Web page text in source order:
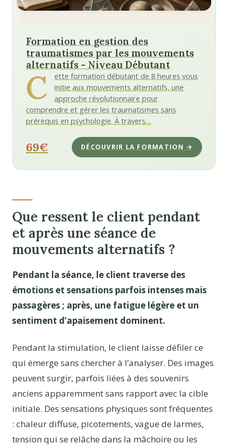
Formation en gestion des
traumatismes par les mouvements
alternatifs - Niveau Débutant
C
ette formation débutant de 8 heures vous
initie aux mouvements alternatifs, une
approche révolutionnaire pour
comprendre et gérer les traumatismes sans
prérequis en psychologie. À travers…
69€ DÉCOUVRIR LA FORMATION →
Que ressent le client pendant
et après une séance de
mouvements alternatifs ?
Pendant la séance, le client traverse des
émotions et sensations parfois intenses mais
passagères ; après, une fatigue légère et un
sentiment d’apaisement dominent.
Pendant la stimulation, le client laisse défiler ce
qui émerge sans chercher à l’analyser. Des images
peuvent surgir, parfois liées à des souvenirs
anciens apparemment sans rapport avec la cible
initiale. Des sensations physiques sont fréquentes
: chaleur diffuse, picotements, vague de larmes,
tension qui se relâche dans la mâchoire ou les